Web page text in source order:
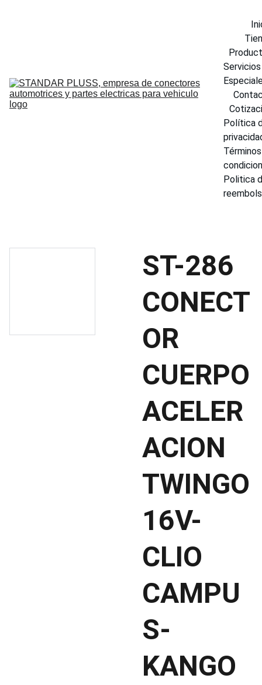
Servicios
Política
Politica
ST-286
CONECT
OR
CUERPO
ACELER
ACION
TWINGO
16V-
CLIO
CAMPU
S-
KANGO